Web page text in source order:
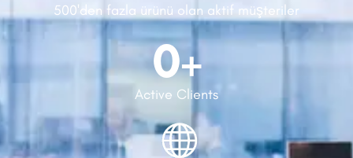
500'den fazla ürünü olan aktif müşteriler
Active Clients
0+